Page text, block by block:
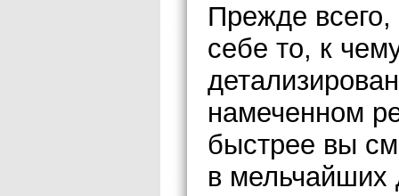
Прежде всего,
себе то, к
намеченном
быстрее вы
в мельчайших